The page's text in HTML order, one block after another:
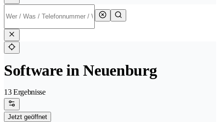
Software in Neuenburg
13 Ergebnisse
Jetzt geöffnet